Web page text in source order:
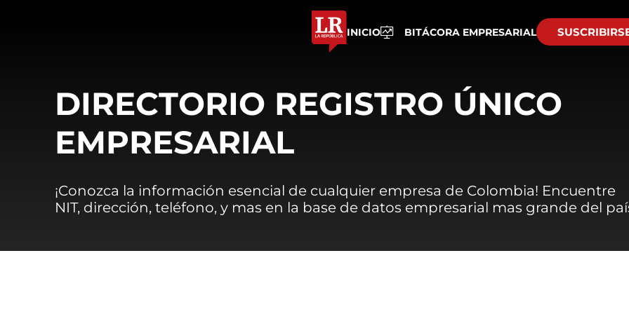
INICIO BITÁCORA EMPRESARIAL
DIRECTORIO REGISTRO ÚNICO
EMPRESARIAL
¡Conozca la información esencial de cualquier empresa de Colombia! Encuentre
NIT, dirección, teléfono, y mas en la base de datos empresarial mas grande del